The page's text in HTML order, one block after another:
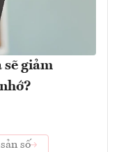
sẽ giảm
số